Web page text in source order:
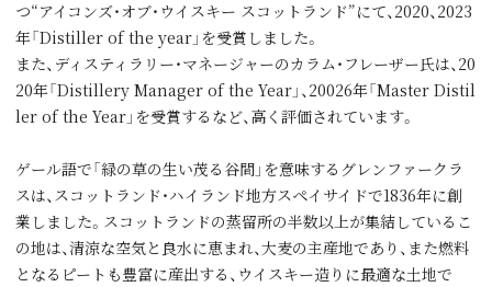
つ“アイコンズ・オブ・ウイスキー スコットランド”にて、2020、2023
年「Distiller of the year」を受賞しました。
また、ディスティラリー・マネージャーのカラム・フレーザー氏は、20
20年「Distillery Manager of the Year」、20026年「Master Distil
ler of the Year」を受賞するなど、高く評価されています。
ゲール語で「緑の草の⽣い茂る⾕間」を意味するグレンファークラ
スは、スコットランド・ハイランド地⽅スペイサイドで1836年に創
業しました。スコットランドの蒸留所の半数以上が集結しているこ
の地は、清涼な空気と良⽔に恵まれ、⼤⻨の主産地であり、また燃料
となるピートも豊富に産出する、ウイスキー造りに最適な⼟地で